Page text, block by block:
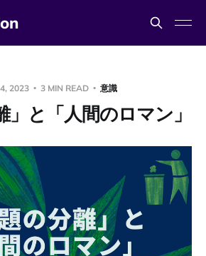
2023 3 MIN READ 意識
」と「人間のロマン」